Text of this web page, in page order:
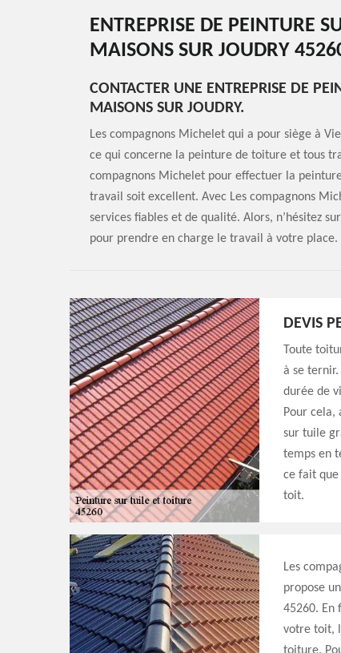
ENTREPRISE DE PEINTURE
MAISONS SUR JOUDRY
CONTACTER UNE ENTREPRISE DE
MAISONS SUR JOUDRY.
Les compagnons Michelet qui a pour siège à
ce qui concerne la peinture de toiture et tous
compagnons Michelet pour effectuer la
travail soit excellent. Avec Les compagnons
services fiables et de qualité. Alors, n’hésitez
pour prendre en charge le travail à votre place.
DEVIS
Toute
à se
durée de
Pour cela,
sur tuile
temps en
ce fait que
toit.
Les
propose
45260.
votre toit,